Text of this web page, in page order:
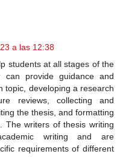
a las 12:38
students at all stages of the
can provide guidance and
topic, developing a research
reviews, collecting and
the thesis, and formatting
The writers of thesis writing
writing and are
requirements of different